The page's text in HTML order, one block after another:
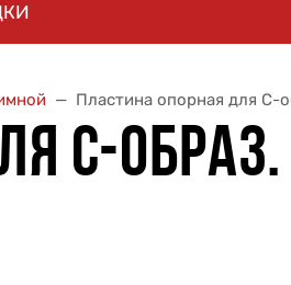
Пластина опорная для С-
С-ОБРАЗ.